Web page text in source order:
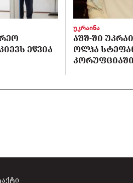
ᲔᲬᲕᲘᲐ
უკრაინა
ᲐᲨᲨ-ᲨᲘ
ᲝᲚᲰᲐ